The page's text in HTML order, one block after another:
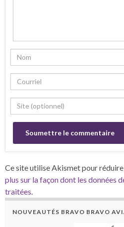
Ce site utilise Akismet pour réduire
plus sur la façon dont les données
traitées
NOUVEAUTÉS BRAVO BRAVO